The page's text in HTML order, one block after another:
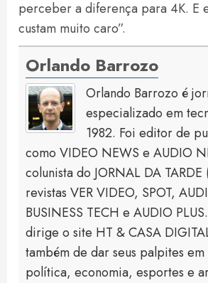
perceber a diferença para 4K. E
custam muito caro”.
Orlando Barrozo
Orlando Barrozo é
especializado em
1982. Foi editor de
como VIDEO NEWS e AUDIO
colunista do JORNAL DA TARDE
revistas VER VIDEO, SPOT,
BUSINESS TECH e AUDIO
dirige o site HT & CASA
também de dar seus palpites em
política, economia, esportes e